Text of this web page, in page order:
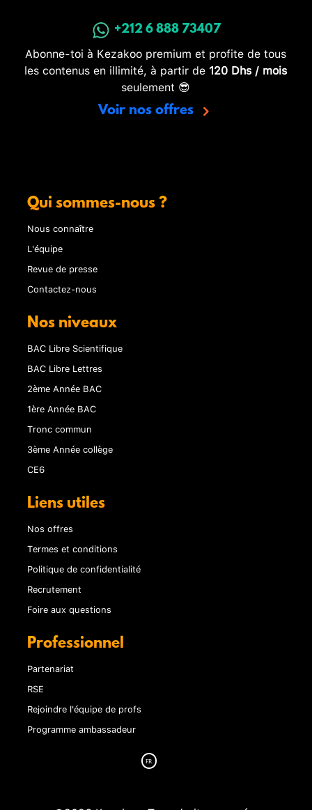
+212 6 888 73407
Abonne-toi à Kezakoo premium et profite de tous
les contenus en illimité, à partir de 120 Dhs / mois
seulement 😎
Voir nos offres
Qui sommes-nous ?
Nous connaître
L'équipe
Revue de presse
Contactez-nous
Nos niveaux
BAC Libre Scientifique
BAC Libre Lettres
2ème Année BAC
1ère Année BAC
Tronc commun
3ème Année collège
CE6
Liens utiles
Nos offres
Termes et conditions
Politique de confidentialité
Recrutement
Foire aux questions
Professionnel
Partenariat
RSE
Rejoindre l'équipe de profs
Programme ambassadeur